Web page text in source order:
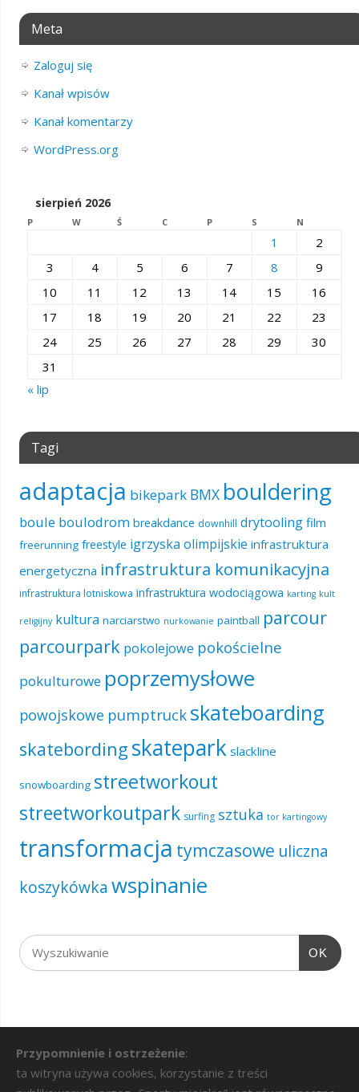
Meta
Zaloguj się
Kanał wpisów
Kanał komentarzy
WordPress.org
sierpień 2026
P W Ś C P S N
1
2
3
4 5 6 7 8
9
10
11 12 13 14 15
16
17
18 19 20 21 22
23
24
25 26 27 28 29
30
31
« lip
Tagi
adaptacja bikepark BMX bouldering
boule boulodrom breakdance downhill drytooling film
freerunning freestyle igrzyska olimpijskie infrastruktura
energetyczna infrastruktura komunikacyjna
infrastruktura lotniskowa infrastruktura wodociągowa karting kult
religijny kultura narciarstwo nurkowanie paintball parcour
parcourpark pokolejowe pokościelne
pokulturowe poprzemysłowe
powojskowe pumptruck skateboarding
skatebording skatepark slackline
snowboarding streetworkout
streetworkoutpark surfing sztuka tor kartingowy
transformacja tymczasowe uliczna
koszykówka wspinanie
OK
Przypomnienie i ostrzeżenie:
ta witryna używa cookies, korzystanie z treści